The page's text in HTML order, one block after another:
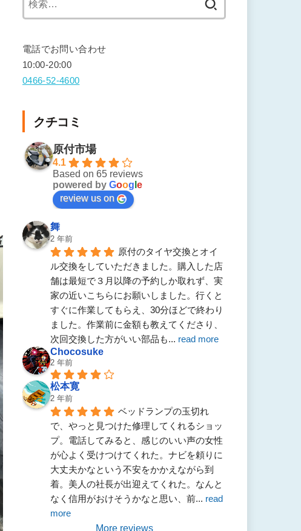
電話でお問い合わせ
10:00-20:00
0466-52-4600
クチコミ
原付市場
4.1
Based on 65 reviews
powered by Goog e
review us on
舞
2 年前
原付のタイヤ交換とオイ
ル交換をしていただきました。購入した店
舗は最短で３月以降の予約しか取れず、実
家の近いこちらにお願いしました。行くと
すぐに作業してもらえ、30分ほどで終わり
ました。作業前に金額も教えてくださり、
次回交換した方がいい部品も... read more
Chocosuke
2 年前
松本寛
2 年前
ベッドランプの玉切れ
で、やっと見つけた修理してくれるショッ
プ。電話してみると、感じのいい声の女性
が心よく受けつけてくれた。ナビを頼りに
大丈夫かなという不安をかかえながら到
着。美人の社長が出迎えてくれた。なんと
なく信用がおけそうかなと思い、前... read
more
More reviews